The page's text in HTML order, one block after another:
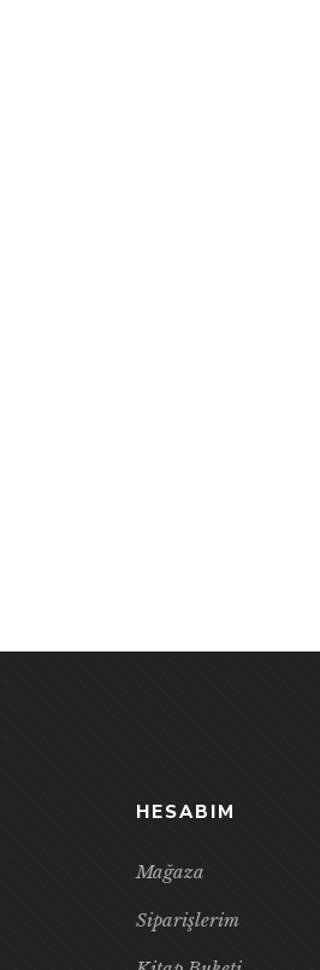
HESABIM
Mağaza
Siparişlerim